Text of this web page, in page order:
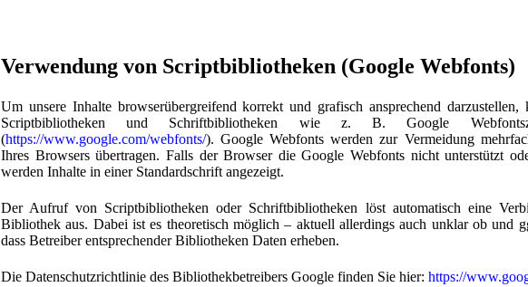
Verwendung von Scriptbibliotheken (Google Webfonts)
Um unsere Inhalte browserübergreifend korrekt und grafisch ansprechend darzustellen,
Scriptbibliotheken und Schriftbibliotheken wie z. B. Google
(https://www.google.com/webfonts/). Google Webfonts werden zur Vermeidung
Ihres Browsers übertragen. Falls der Browser die Google Webfonts nicht unterstützt
werden Inhalte in einer Standardschrift angezeigt.
Der Aufruf von Scriptbibliotheken oder Schriftbibliotheken löst automatisch eine
Bibliothek aus. Dabei ist es theoretisch möglich – aktuell allerdings auch unklar ob und
dass Betreiber entsprechender Bibliotheken Daten erheben.
Die Datenschutzrichtlinie des Bibliothekbetreibers Google finden Sie hier: https://